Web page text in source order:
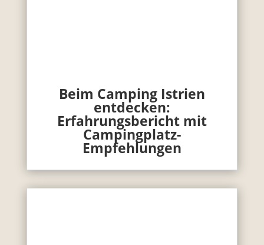
Beim Camping Istrien
entdecken:
Erfahrungsbericht mit
Campingplatz-
Empfehlungen